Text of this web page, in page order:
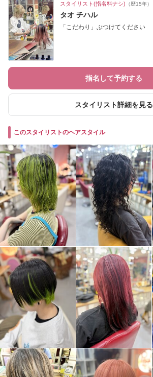
スタイリスト(指名料ナシ) （歴15年）
タオ チハル
「こだわり」ぶつけてください
指名して予約する
スタイリスト詳細を見る
このスタイリストのヘアスタイル